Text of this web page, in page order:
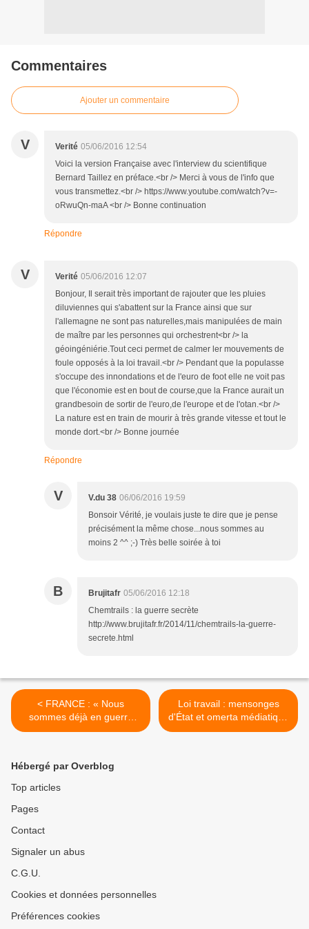
Commentaires
Ajouter un commentaire
V Verité 05/06/2016 12:54
Voici la version Française avec l'interview du scientifique
Bernard Taillez en préface.<br /> Merci à vous de l'info que
vous transmettez.<br /> https://www.youtube.com/watch?v=-
oRwuQn-maA <br /> Bonne continuation
Répondre
V Verité 05/06/2016 12:07
Bonjour, Il serait très important de rajouter que les pluies
diluviennes qui s'abattent sur la France ainsi que sur
l'allemagne ne sont pas naturelles,mais manipulées de main
de maître par les personnes qui orchestrent<br /> la
géoingéniérie.Tout ceci permet de calmer ler mouvements de
foule opposés à la loi travail.<br /> Pendant que la populasse
s'occupe des innondations et de l'euro de foot elle ne voit pas
que l'économie est en bout de course,que la France aurait un
grandbesoin de sortir de l'euro,de l'europe et de l'otan.<br />
La nature est en train de mourir à très grande vitesse et tout le
monde dort.<br /> Bonne journée
Répondre
V V.du 38 06/06/2016 19:59
Bonsoir Vérité, je voulais juste te dire que je pense
précisément la même chose...nous sommes au
moins 2 ^^ ;-) Très belle soirée à toi
B Brujitafr 05/06/2016 12:18
Chemtrails : la guerre secrète
http://www.brujitafr.fr/2014/11/chemtrails-la-guerre-
secrete.html
< FRANCE : « Nous
sommes déjà en guerre
civile »
Loi travail : mensonges
d'État et omerta médiatique
sur les grèves en cours >
Hébergé par Overblog
Top articles
Pages
Contact
Signaler un abus
C.G.U.
Cookies et données personnelles
Préférences cookies